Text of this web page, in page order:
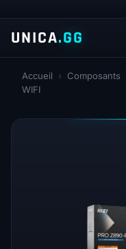
UNICA.GG
Accueil › Composants
WIFI